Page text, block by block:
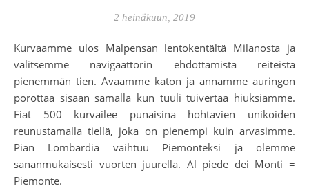
2 heinäkuun, 2019
Kurvaamme ulos Malpensan lentokentältä Milanosta ja
valitsemme navigaattorin ehdottamista reiteistä
pienemmän tien. Avaamme katon ja annamme auringon
porottaa sisään samalla kun tuuli tuivertaa hiuksiamme.
Fiat 500 kurvailee punaisina hohtavien unikoiden
reunustamalla tiellä, joka on pienempi kuin arvasimme.
Pian Lombardia vaihtuu Piemonteksi ja olemme
sananmukaisesti vuorten juurella. Al piede dei Monti =
Piemonte.